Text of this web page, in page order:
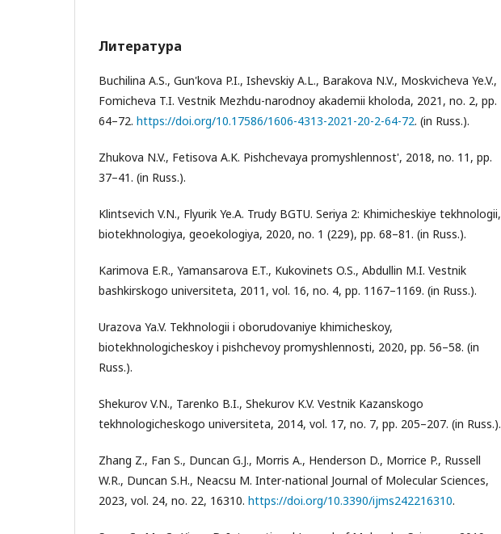
Литература
Buchilina A.S., Gun'kova P.I., Ishevskiy A.L., Barakova N.V., Moskvicheva Ye.V.,
Fomicheva T.I. Vestnik Mezhdu-narodnoy akademii kholoda, 2021, no. 2, pp.
64–72. https://doi.org/10.17586/1606-4313-2021-20-2-64-72. (in Russ.).
Zhukova N.V., Fetisova A.K. Pishchevaya promyshlennost', 2018, no. 11, pp.
37–41. (in Russ.).
Klintsevich V.N., Flyurik Ye.A. Trudy BGTU. Seriya 2: Khimicheskiye tekhnologii,
biotekhnologiya, geoekologiya, 2020, no. 1 (229), pp. 68–81. (in Russ.).
Karimova E.R., Yamansarova E.T., Kukovinets O.S., Abdullin M.I. Vestnik
bashkirskogo universiteta, 2011, vol. 16, no. 4, pp. 1167–1169. (in Russ.).
Urazova Ya.V. Tekhnologii i oborudovaniye khimicheskoy,
biotekhnologicheskoy i pishchevoy promyshlennosti, 2020, pp. 56–58. (in
Russ.).
Shekurov V.N., Tarenko B.I., Shekurov K.V. Vestnik Kazanskogo
tekhnologicheskogo universiteta, 2014, vol. 17, no. 7, pp. 205–207. (in Russ.).
Zhang Z., Fan S., Duncan G.J., Morris A., Henderson D., Morrice P., Russell
W.R., Duncan S.H., Neacsu M. Inter-national Journal of Molecular Sciences,
2023, vol. 24, no. 22, 16310. https://doi.org/10.3390/ijms242216310.